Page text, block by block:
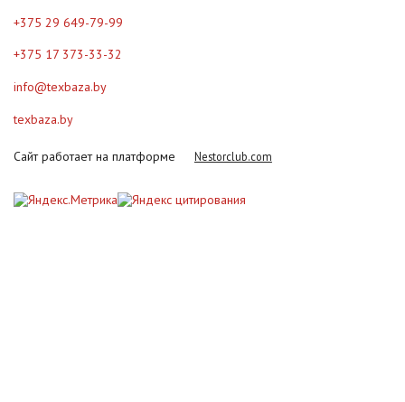
+375 29 649-79-99
+375 17 373-33-32
info@texbaza.by
texbaza.by
Сайт работает на платформе Nestorclub.com